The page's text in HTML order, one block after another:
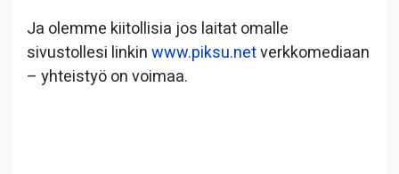
Ja olemme kiitollisia jos laitat omalle
sivustollesi linkinwww.piksu.netverkkomediaan
– yhteistyö on voimaa.